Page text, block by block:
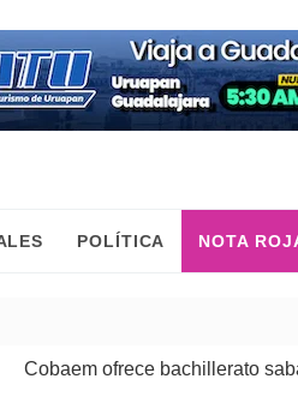
POLÍTICA NOTA
ofrece bachillerato sabatino